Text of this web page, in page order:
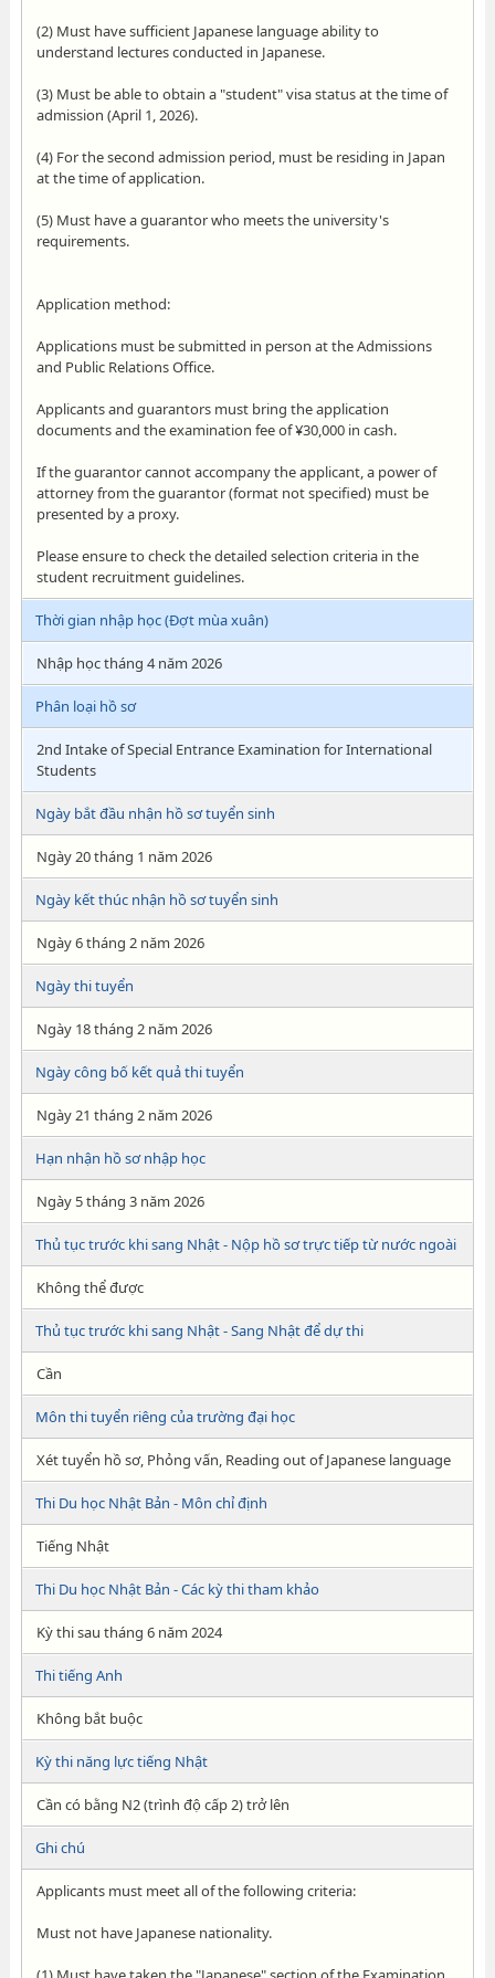
(2) Must have sufficient Japanese language ability to
understand lectures conducted in Japanese.
(3) Must be able to obtain a "student" visa status at the time of
admission (April 1, 2026).
(4) For the second admission period, must be residing in Japan
at the time of application.
(5) Must have a guarantor who meets the university's
requirements.
Application method:
Applications must be submitted in person at the Admissions
and Public Relations Office.
Applicants and guarantors must bring the application
documents and the examination fee of ¥30,000 in cash.
If the guarantor cannot accompany the applicant, a power of
attorney from the guarantor (format not specified) must be
presented by a proxy.
Please ensure to check the detailed selection criteria in the
student recruitment guidelines.
Thời gian nhập học (Đợt mùa xuân)
Nhập học tháng 4 năm 2026
Phân loại hồ sơ
2nd Intake of Special Entrance Examination for International
Students
Ngày bắt đầu nhận hồ sơ tuyển sinh
Ngày 20 tháng 1 năm 2026
Ngày kết thúc nhận hồ sơ tuyển sinh
Ngày 6 tháng 2 năm 2026
Ngày thi tuyển
Ngày 18 tháng 2 năm 2026
Ngày công bố kết quả thi tuyển
Ngày 21 tháng 2 năm 2026
Hạn nhận hồ sơ nhập học
Ngày 5 tháng 3 năm 2026
Thủ tục trước khi sang Nhật - Nộp hồ sơ trực tiếp từ nước ngoài
Không thể được
Thủ tục trước khi sang Nhật - Sang Nhật để dự thi
Cần
Môn thi tuyển riêng của trường đại học
Xét tuyển hồ sơ, Phỏng vấn, Reading out of Japanese language
Thi Du học Nhật Bản - Môn chỉ định
Tiếng Nhật
Thi Du học Nhật Bản - Các kỳ thi tham khảo
Kỳ thi sau tháng 6 năm 2024
Thi tiếng Anh
Không bắt buộc
Kỳ thi năng lực tiếng Nhật
Cần có bằng N2 (trình độ cấp 2) trở lên
Ghi chú
Applicants must meet all of the following criteria:
Must not have Japanese nationality.